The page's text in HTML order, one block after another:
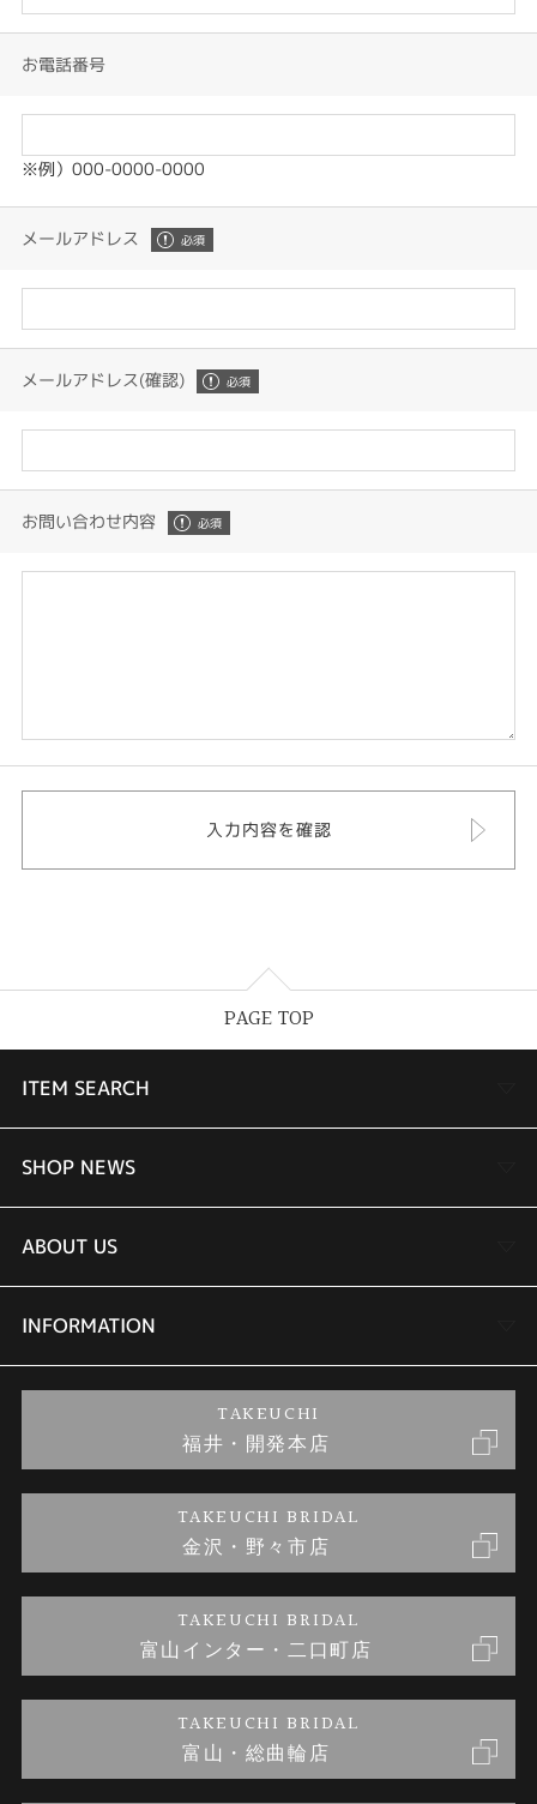
お電話番号
※例）000-0000-0000
メールアドレス
メールアドレス(確認)
お問い合わせ内容
PAGE TOP
ITEM SEARCH
婚約指輪
結婚指輪
セットリング
婚約ネックレス
金・プラチナのお取引
SHOP NEWS
TAKEUCHI BRIDAL金沢本店情報
商品一覧
ブランドリスト
金澤指輪工房｜手作りペアリング
金澤指輪工房｜手作り結婚指輪 and 婚約指輪
金澤指輪工房｜手作り婚約指輪プロポーズプラン
ABOUT US
会社概要
お客様の声
INFORMATION
プライバシーポリシー
TAKEUCHI
福井・開発本店
TAKEUCHI BRIDAL
金沢・野々市店
TAKEUCHI BRIDAL
富山インター・二口町店
TAKEUCHI BRIDAL
富山・総曲輪店